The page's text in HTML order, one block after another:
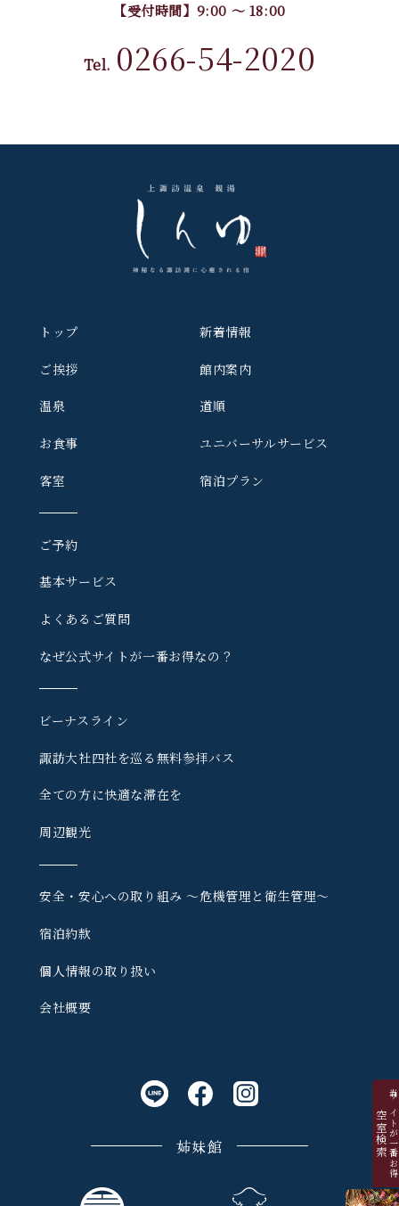
【受付時間】9:00 〜 18:00
Tel. 0266-54-2020
トップ
ご挨拶
温泉
お食事
客室
新着情報
館内案内
道順
ユニバーサルサービス
宿泊プラン
ご予約
基本サービス
よくあるご質問
なぜ公式サイトが一番お得なの？
ビーナスライン
諏訪大社四社を巡る 無料参拝バス
全ての方に快適な滞在を
周辺観光
安全・安心への取り組み 〜危機管理と衛生管理〜
宿泊約款
個人情報の取り扱い
会社概要
姉妹館 当サイトが一番お得
空室検索